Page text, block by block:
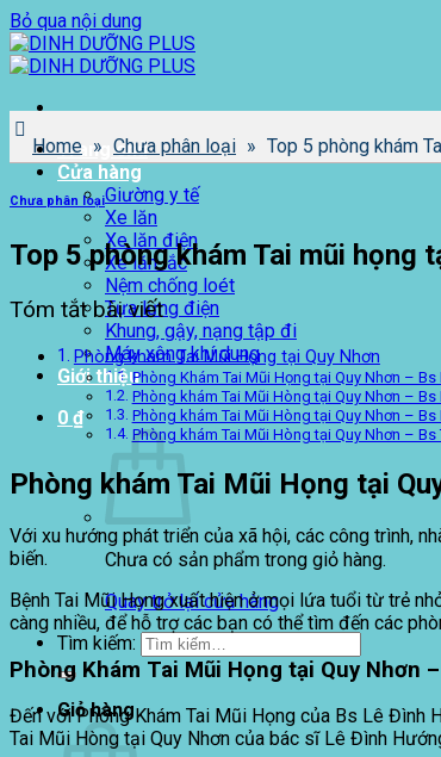
Bỏ qua nội dung
Trang chủ
Cửa hàng
Giường y tế
Xe lăn
Xe lăn điện
Xe lăn lắc
Nệm chống loét
Tựa lưng điện
Khung, gậy, nạng tập đi
Máy xông khí dung
Giới thiệu
0 ₫
Chưa có sản phẩm trong giỏ hàng.
Quay trở lại cửa hàng
Tìm kiếm:
Giỏ hàng
Home » Chưa phân loại » Top 5 phòng khám
Chưa phân loại
Top 5 phòng khám Tai mũi họng
Tóm tắt bài viết
Phòng khám Tai Mũi Họng tại Quy Nhơn
Phòng Khám Tai Mũi Họng tại Quy Nhơn –
Phòng khám Tai Mũi Hòng tại Quy Nhơn – Bs
Phòng khám Tai Mũi Hòng tại Quy Nhơn – Bs
Phòng khám Tai Mũi Hòng tại Quy Nhơn – Bs
Phòng khám Tai Mũi Họng tại
Với xu hướng phát triển của xã hội, các công trình,
biến.
Bệnh Tai Mũi Họng xuất hiện ở mọi lứa tuổi từ trẻ
càng nhiều, để hỗ trợ các bạn có thể tìm đến các
Phòng Khám Tai Mũi Họng tại Quy Nhơn
Đến với Phòng Khám Tai Mũi Họng của Bs Lê Đình
Tai Mũi Hòng tại Quy Nhơn của bác sĩ Lê Đình